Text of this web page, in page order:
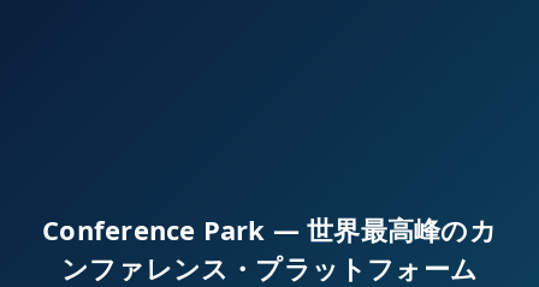
Conference Park — 世界最高峰のカ
ンファレンス・プラットフォーム